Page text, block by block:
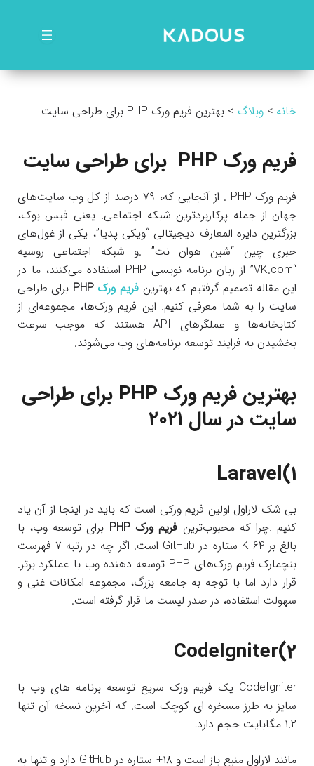
خانه وبلاگ بهترین فریم ورک‌ PHP برای طراحی سایت
فریم ورک PHP برای طراحی سایت
فریم ورک‌ PHP . از آنجایی که، ۷۹ درصد از کل وب سایت‌های
جهان از جمله پرکاربردترین شبکه اجتماعی. یعنی فیس بوک،
بزرگترین دایره المعارف دیجیتالی “ویکی پدیا”، یکی از غول‌های
خبری چین “شین هوان نت” .و شبکه اجتماعی روسیه
“VK.com” از زبان برنامه نویسی PHP استفاده می‌کنند، ما در
این مقاله تصمیم گرفتیم که بهترینفریم ورکPHP
برای طراحی
سایت را به شما معرفی کنیم. این فریم ورک‌ها، مجموعه‌ای از
کتابخانه‌ها و عملگرهای API هستند که موجب سرعت
بخشیدن به فرایند توسعه برنامه‌های وب می‌شوند.
بهترین فریم ورک PHP برای طراحی
سایت در سال ۲۰۲۱
Laravel(1
بی شک لاراول اولین فریم ورکی است که باید در اینجا از آن یاد
کنیم .چرا که محبوب‌ترین فریم ورک‌ PHP
برای توسعه وب، با
بالغ بر K 64 ستاره در GitHub است. اگر چه در رتبه ۷ فهرست
بنچمارک‌ فریم ورک‌های PHP توسعه دهنده وب با عملکرد برتر.
قرار دارد اما با توجه به جامعه بزرگ، مجموعه امکانات غنی و
سهولت استفاده، در صدر لیست ما قرار گرفته است.
CodeIgniter(2
CodeIgniter یک فریم ورک سریع توسعه برنامه های وب با
سایز به طرز مسخره ای کوچک است. که آخرین نسخه آن تنها
۱.۲ مگابایت حجم دارد!
مانند لاراول منبع باز است و ۱۸+ ستاره در GitHub دارد و تنها به